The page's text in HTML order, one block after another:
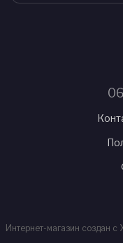
Интернет-магазин создан с